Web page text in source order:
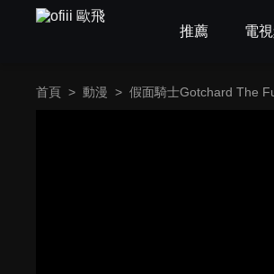
推薦 電
首頁 > 動漫 > 假面騎士Gotchard The